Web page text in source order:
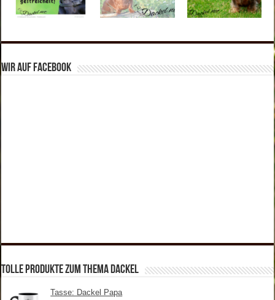
Wir auf Facebook
tolle Produkte zum Thema Dackel
Tasse: Dackel Papa